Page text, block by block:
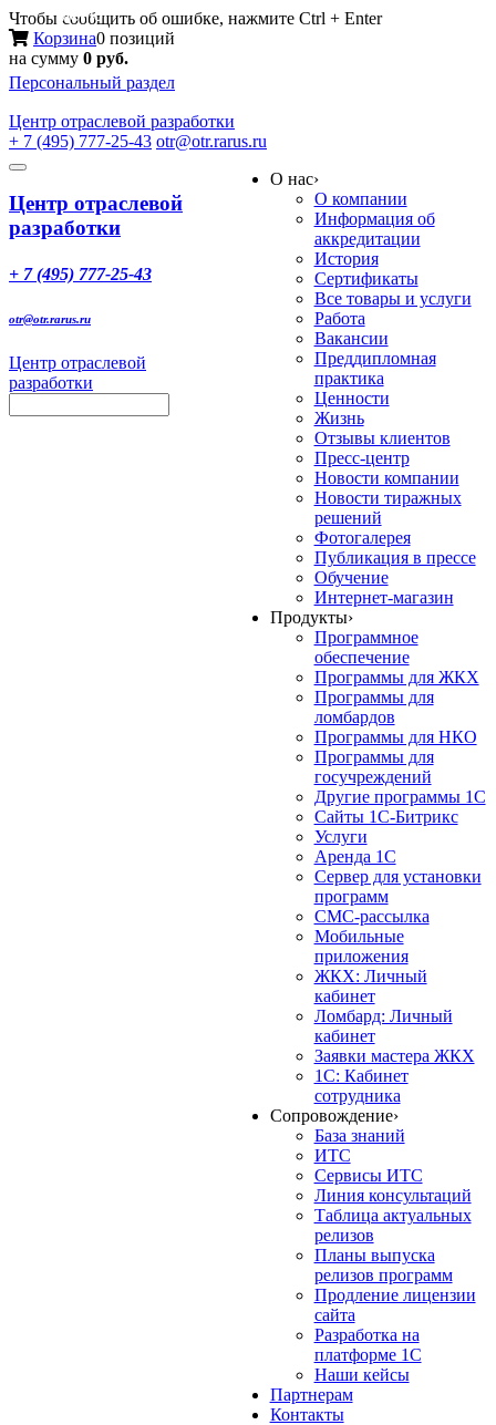
Чтобы сообщить об ошибке, нажмите Ctrl + Enter
Корзина0 позиций
на сумму 0 руб.
Персональный раздел
Центр отраслевой разработки
+ 7 (495) 777-25-43 otr@otr.rarus.ru
Toggle
Меню
Центр отраслевой
разработки
+ 7 (495) 777-25-43
otr@otr.rarus.ru
Центр отраслевой
разработки
О нас›
О компании
Информация об
аккредитации
История
Сертификаты
Все товары и услуги
Работа
Вакансии
Преддипломная
практика
Ценности
Жизнь
Отзывы клиентов
Пресс-центр
Новости компании
Новости тиражных
решений
Фотогалерея
Публикация в прессе
Обучение
Интернет-магазин
Продукты›
Программное
обеспечение
Программы для ЖКХ
Программы для
ломбардов
Программы для НКО
Программы для
госучреждений
Другие программы 1С
Сайты 1С-Битрикс
Услуги
Аренда 1С
Сервер для установки
программ
СМС-рассылка
Мобильные
приложения
ЖКХ: Личный
кабинет
Ломбард: Личный
кабинет
Заявки мастера ЖКХ
1С: Кабинет
сотрудника
Сопровождение›
База знаний
ИТС
Сервисы ИТС
Линия консультаций
Таблица актуальных
релизов
Планы выпуска
релизов программ
Продление лицензии
сайта
Разработка на
платформе 1С
Наши кейсы
Партнерам
Контакты